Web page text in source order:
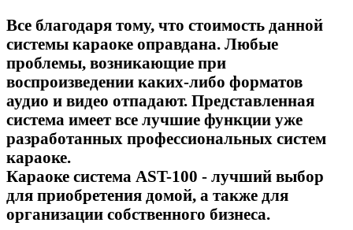
Все благодаря тому, что стоимость данной
системы караоке оправдана. Любые
проблемы, возникающие при
воспроизведении каких-либо форматов
аудио и видео отпадают. Представленная
система имеет все лучшие функции уже
разработанных профессиональных систем
караоке.
Караоке система AST-100 - лучший выбор
для приобретения домой, а также для
организации собственного бизнеса.